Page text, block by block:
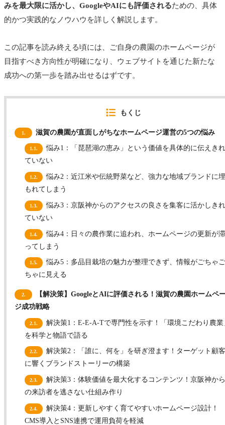
みを最大限に活かし、GoogleやAIにも評価されるための、具体
的かつ実践的なノウハウを詳しく解説します。
この記事を読み終える頃には、ご自身の農園のホームページが
目指すべき方向性が明確になり、ウェブサイトを通じた新たな
成功への第一歩を踏み出せるはずです。
もくじ
1. 滋賀の農園が直面しがちなホームページ運営の5つの悩み
1.1.
悩み1：「琵琶湖の恵み」という価値を具体的に伝えきれ
ていない
1.2.
悩み2：近江米や伝統野菜など、強力な地域ブランドに埋
もれてしまう
1.3.
悩み3：京阪神からのアクセスの良さを集客に活かしきれ
ていない
1.4.
悩み4：日々の農作業に追われ、ホームページの更新が滞
ってしまう
1.5.
悩み5：多品目栽培の魅力が整理できず、情報がごちゃご
ちゃに見える
2.
【解決策】GoogleとAIに評価される！滋賀の農園ホームペ
ジ成功戦略
2.1.
解決策1：E-E-A-Tで専門性を示す！「環境こだわり農業
を科学と物語で語る
2.2.
解決策2：「誰に、何を」を研ぎ澄ます！ターゲット顧客
に響くブランドストーリーの構築
2.3.
解決策3：体験価値を最大化するコンテンツ！京阪神から
の来訪者を逃さない仕組み作り
2.4.
解決策4：更新しやすく育てやすいホームページ設計！
CMS導入とSNS連携で運用負荷を軽減